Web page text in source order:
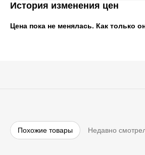
История изменения цен
Цена пока не менялась. Как только
Похожие товары Недавно